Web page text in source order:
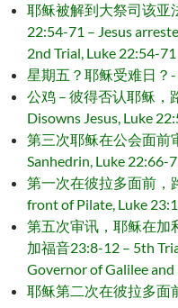
耶稣被解到大祭司该亚
22:54-71 – Jesus
2nd Trial, Luke 22:54-71
星期五？耶稣受难日？-
公鸡 – 彼得否认耶稣，
Disowns Jesus, Luke
第三次耶稣在公会面前
Sanhedrin, Luke 22:66-
第一次在彼拉多面前，
front of Pilate, Luke
第五次审讯，耶稣在加
加福音23:8-12 – 5th
Governor of Galilee
耶稣第二次在彼拉多面